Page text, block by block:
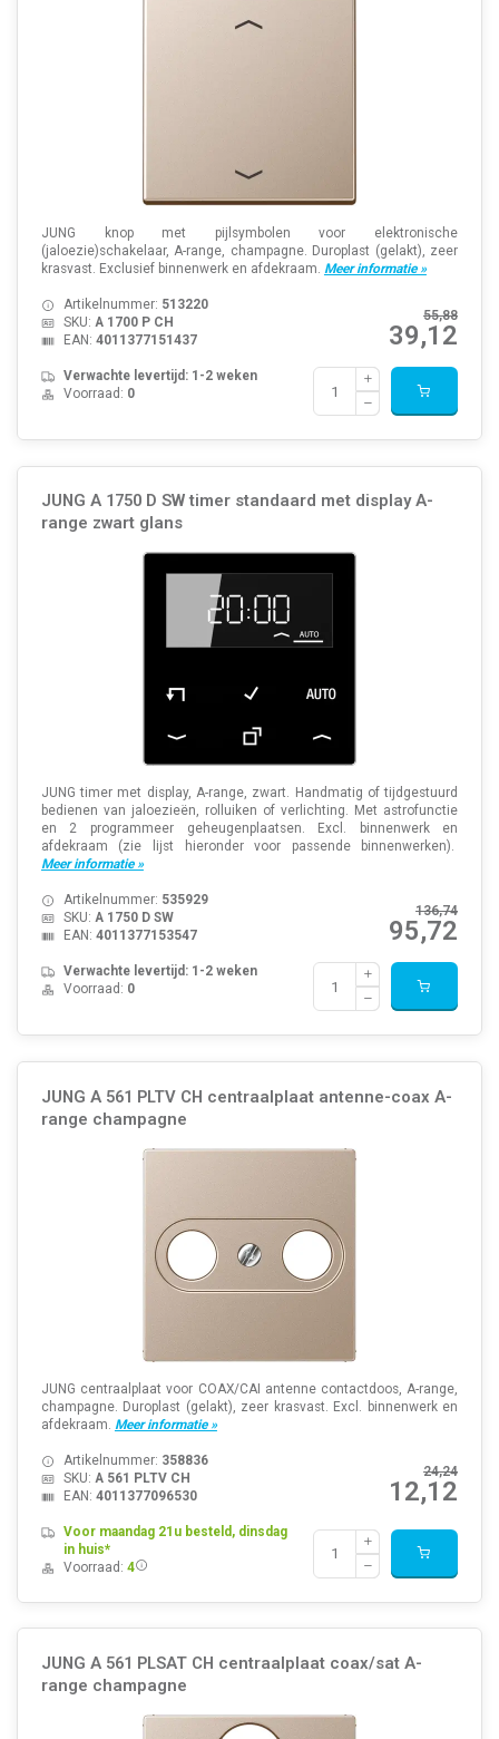
JUNG knop met pijlsymbolen voor elektronische
(jaloezie)schakelaar, A-range, champagne. Duroplast (gelakt), zeer
krasvast. Exclusief binnenwerk en afdekraam. Meer informatie »
55,88
39,12
Artikelnummer: 513220
SKU: A 1700 P CH
EAN: 4011377151437
Verwachte levertijd: 1-2 weken
Voorraad: 0
JUNG A 1750 D SW timer standaard met display A-
range zwart glans
JUNG timer met display, A-range, zwart. Handmatig of tijdgestuurd
bedienen van jaloezieën, rolluiken of verlichting. Met astrofunctie
en 2 programmeer geheugenplaatsen. Excl. binnenwerk en
afdekraam (zie lijst hieronder voor passende binnenwerken).
Meer informatie »
136,74
95,72
Artikelnummer: 535929
SKU: A 1750 D SW
EAN: 4011377153547
Verwachte levertijd: 1-2 weken
Voorraad: 0
JUNG A 561 PLTV CH centraalplaat antenne-coax A-
range champagne
JUNG centraalplaat voor COAX/CAI antenne contactdoos, A-range,
champagne. Duroplast (gelakt), zeer krasvast. Excl. binnenwerk en
afdekraam. Meer informatie »
24,24
12,12
Artikelnummer: 358836
SKU: A 561 PLTV CH
EAN: 4011377096530
Voor maandag 21u besteld, dinsdag
in huis*
Voorraad: 4
JUNG A 561 PLSAT CH centraalplaat coax/sat A-
range champagne